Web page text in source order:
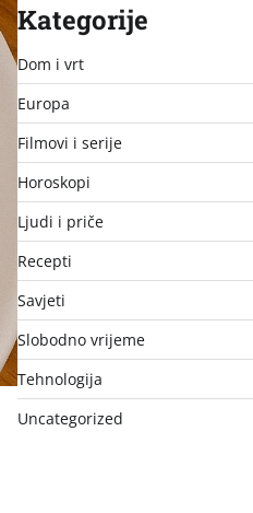
Kategorije
Dom i vrt
Europa
Filmovi i serije
Horoskopi
Ljudi i priče
Recepti
Savjeti
Slobodno vrijeme
Tehnologija
Uncategorized